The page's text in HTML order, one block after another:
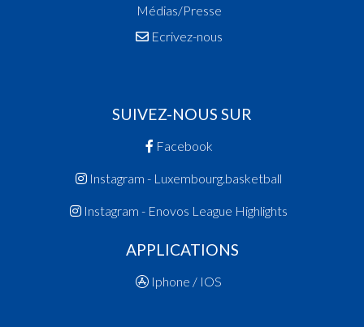
Médias/Presse
Ecrivez-nous
SUIVEZ-NOUS SUR
Facebook
Instagram - Luxembourg.basketball
Instagram - Enovos League Highlights
APPLICATIONS
Iphone / IOS